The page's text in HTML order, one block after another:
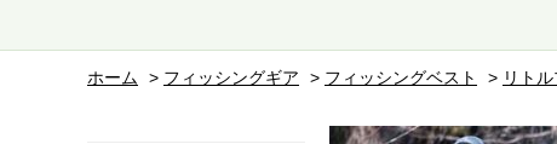
ホーム > フィッシングギア > フィッシングベスト > リト